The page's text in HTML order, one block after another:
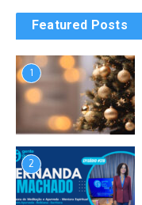
Featured Posts
1
2